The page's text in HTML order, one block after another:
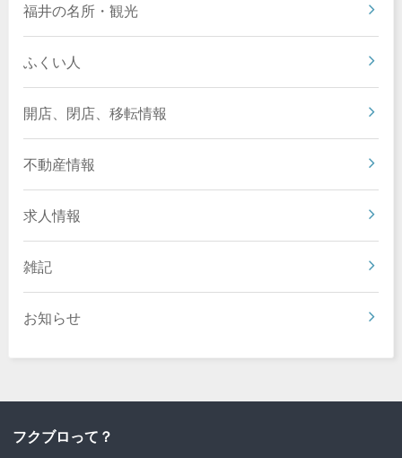
福井の名所・観光
ふくい人
開店、閉店、移転情報
不動産情報
求人情報
雑記
お知らせ
フクブロって？